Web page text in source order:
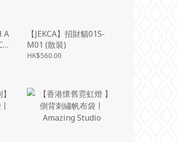
A
【JEKCA】招財貓01S-
M01 (散裝)
HK$560.00